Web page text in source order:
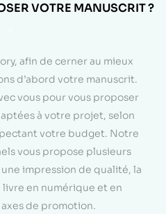
VOTRE MANUSCRIT ?
afin de cerner au mieux
d’abord votre manuscrit.
vous pour vous proposer
à votre projet, selon
votre budget. Notre
vous propose plusieurs
impression de qualité, la
en numérique et en
de promotion.